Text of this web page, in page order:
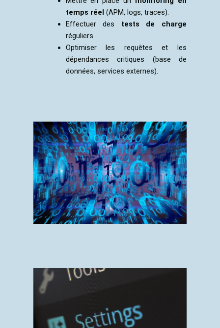
temps réel (APM, logs, traces).
Effectuer des tests de charge
réguliers.
Optimiser les requêtes et les
dépendances critiques (base de
données, services externes).